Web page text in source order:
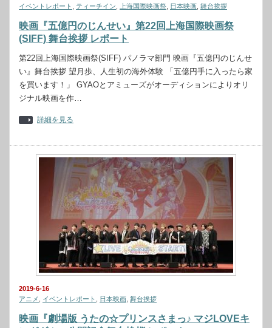
イベントレポート
ティーチイン 上海国際映画祭 日本映画 舞台挨拶
映画『五億円のじんせい』第22回上海国際映画祭
(SIFF) 舞台挨拶 レポート
第22回上海国際映画祭(SIFF) パノラマ部門 映画『五億円のじんせ
い』舞台挨拶 望月歩、人生初の海外体験 「五億円手に入ったら家
を買います！」 GYAOとアミューズがオーディションによりオリ
ジナル映画を作…
詳細を見る
2019-6-16
アニメ
イベントレポート 日本映画 舞台挨拶
映画『劇場版 うたの☆プリンスさまっ♪ マジLOVEキ